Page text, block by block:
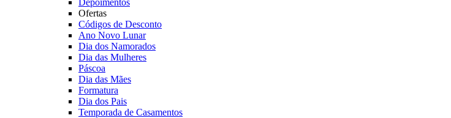
Depoimentos
Ofertas
Códigos de Desconto
Ano Novo Lunar
Dia dos Namorados
Dia das Mulheres
Páscoa
Dia das Mães
Formatura
Dia dos Pais
Temporada de Casamentos